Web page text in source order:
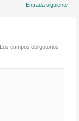
Entrada siguiente →
Los campos obligatorios